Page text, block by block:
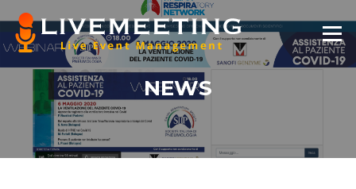
al
contenuto
Menu
NEWS